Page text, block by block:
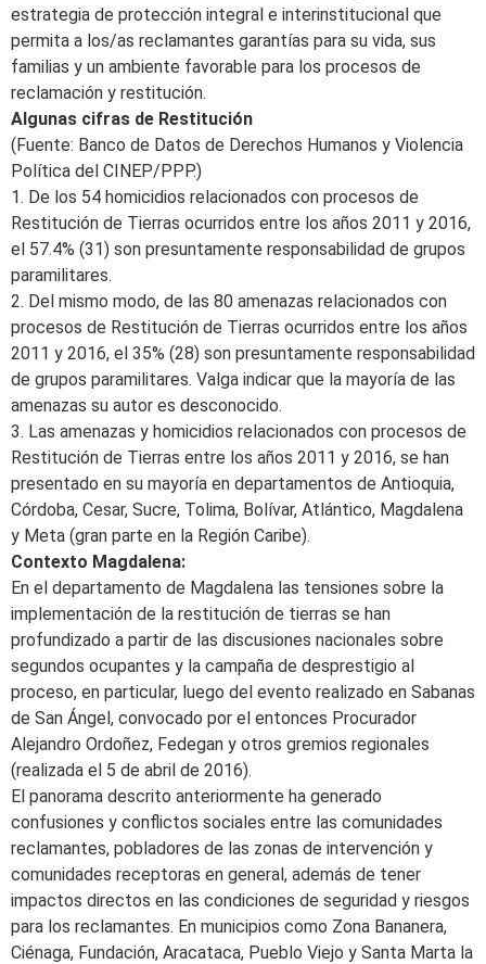
estrategia de protección integral e interinstitucional que
permita a los/as reclamantes garantías para su vida, sus
familias y un ambiente favorable para los procesos de
reclamación y restitución.
Algunas cifras de Restitución
(Fuente: Banco de Datos de Derechos Humanos y Violencia
Política del CINEP/PPP.)
1. De los 54 homicidios relacionados con procesos de
Restitución de Tierras ocurridos entre los años 2011 y 2016,
el 57.4% (31) son presuntamente responsabilidad de grupos
paramilitares.
2. Del mismo modo, de las 80 amenazas relacionados con
procesos de Restitución de Tierras ocurridos entre los años
2011 y 2016, el 35% (28) son presuntamente responsabilidad
de grupos paramilitares. Valga indicar que la mayoría de las
amenazas su autor es desconocido.
3. Las amenazas y homicidios relacionados con procesos de
Restitución de Tierras entre los años 2011 y 2016, se han
presentado en su mayoría en departamentos de Antioquia,
Córdoba, Cesar, Sucre, Tolima, Bolívar, Atlántico, Magdalena
y Meta (gran parte en la Región Caribe).
Contexto Magdalena:
En el departamento de Magdalena las tensiones sobre la
implementación de la restitución de tierras se han
profundizado a partir de las discusiones nacionales sobre
segundos ocupantes y la campaña de desprestigio al
proceso, en particular, luego del evento realizado en Sabanas
de San Ángel, convocado por el entonces Procurador
Alejandro Ordoñez, Fedegan y otros gremios regionales
(realizada el 5 de abril de 2016).
El panorama descrito anteriormente ha generado
confusiones y conflictos sociales entre las comunidades
reclamantes, pobladores de las zonas de intervención y
comunidades receptoras en general, además de tener
impactos directos en las condiciones de seguridad y riesgos
para los reclamantes. En municipios como Zona Bananera,
Ciénaga, Fundación, Aracataca, Pueblo Viejo y Santa Marta la